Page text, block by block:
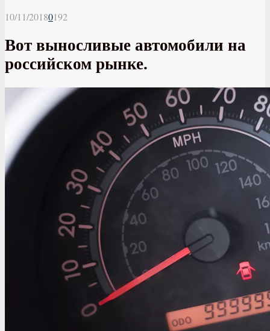
10/11/20180192
Вот выносливые автомобили на
российском рынке.